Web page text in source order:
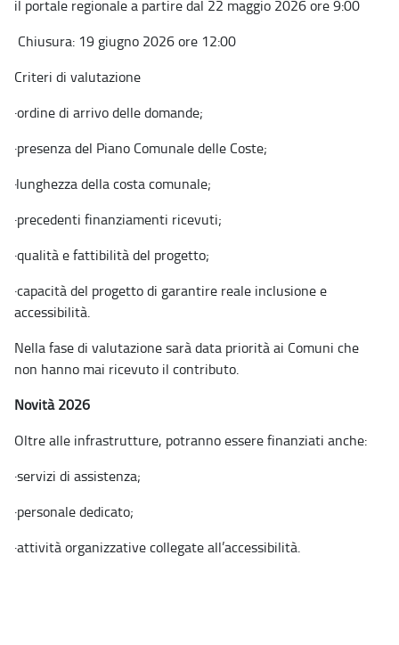
il portale regionale a partire dal 22 maggio 2026 ore 9:00
Chiusura: 19 giugno 2026 ore 12:00
Criteri di valutazione
·ordine di arrivo delle domande;
·presenza del Piano Comunale delle Coste;
·lunghezza della costa comunale;
·precedenti finanziamenti ricevuti;
·qualità e fattibilità del progetto;
·capacità del progetto di garantire reale inclusione e
accessibilità.
Nella fase di valutazione sarà data priorità ai Comuni che
non hanno mai ricevuto il contributo.
Novità 2026
Oltre alle infrastrutture, potranno essere finanziati anche:
·servizi di assistenza;
·personale dedicato;
·attività organizzative collegate all’accessibilità.